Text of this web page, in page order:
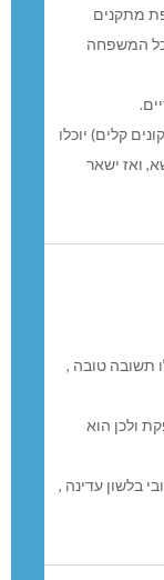
מתקנים
6-10) על מנת שכל המשפחה
קלים) יוכלו
ואז ישאר
תשובה טובה ,
ולכן הוא
בלשון עדינה ,